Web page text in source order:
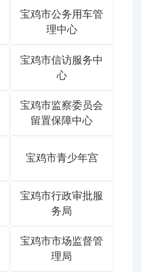
宝鸡市公务用车管
理中心
宝鸡市信访服务中
心
宝鸡市监察委员会
留置保障中心
宝鸡市青少年宫
宝鸡市行政审批服
务局
宝鸡市市场监督管
理局